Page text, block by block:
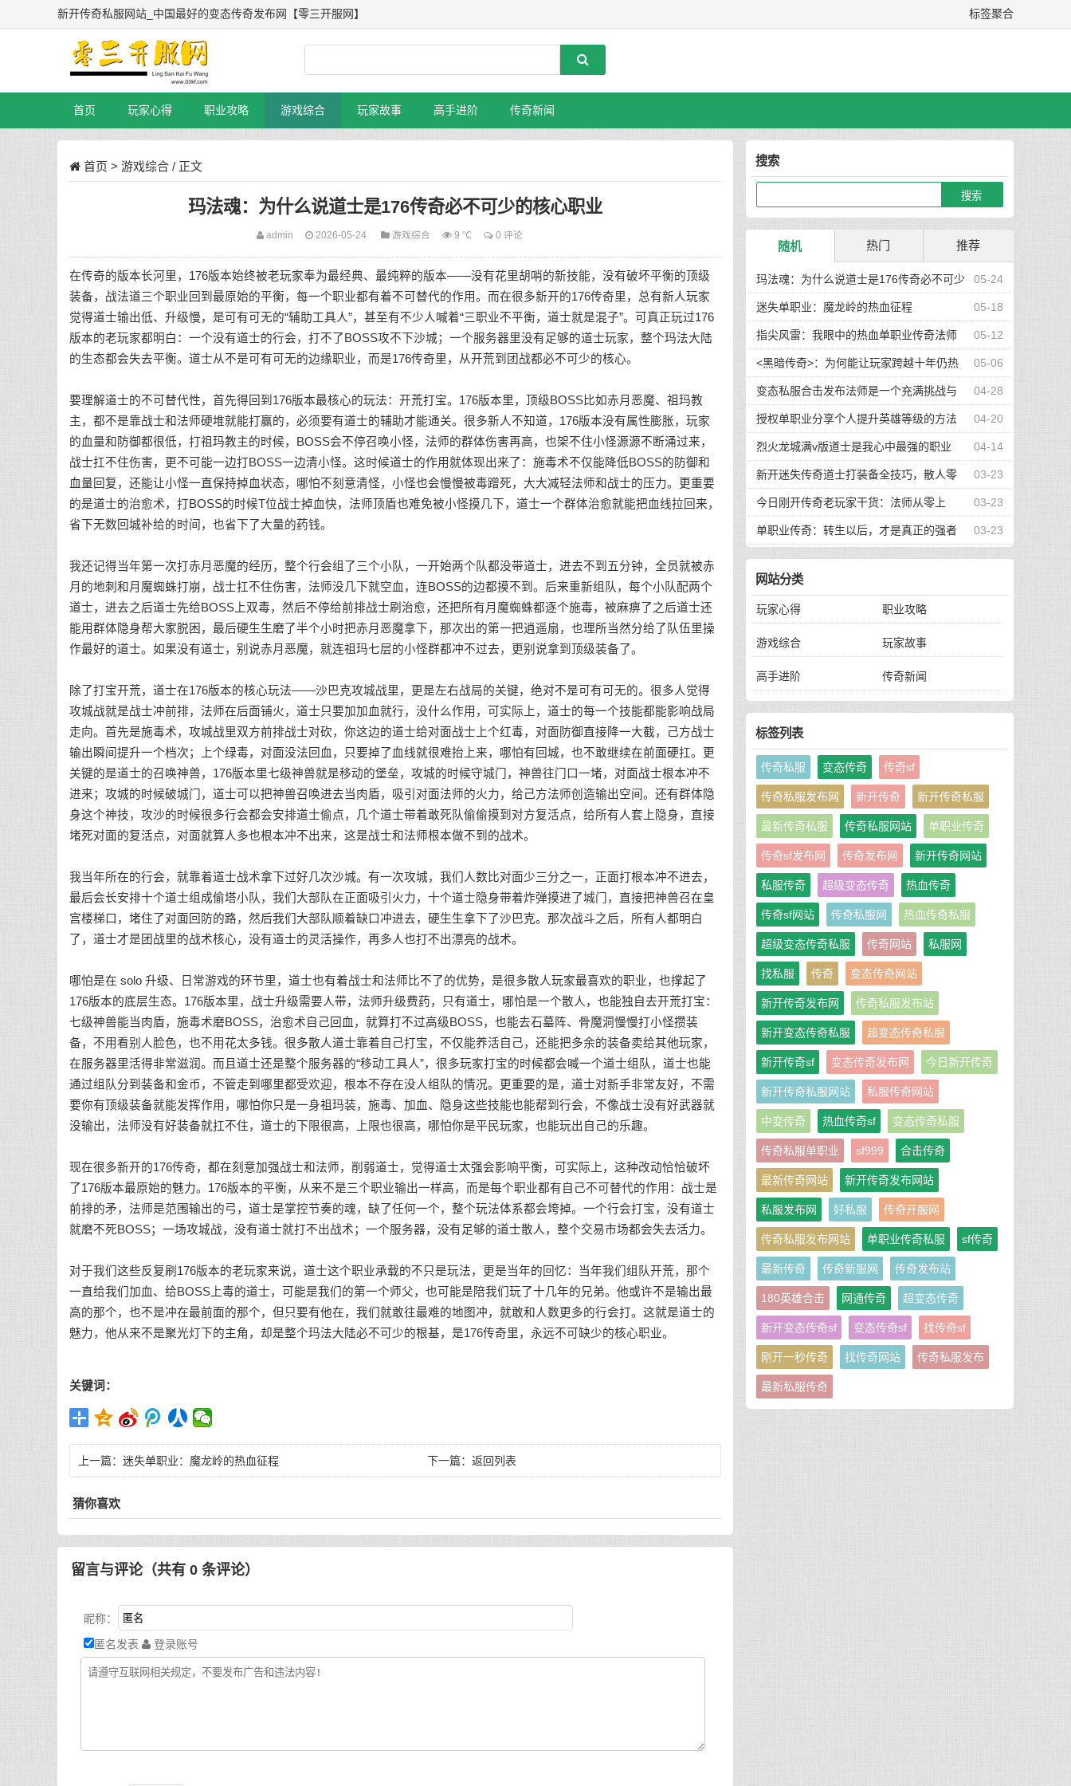
新开传奇私服网站_中国最好的变态传奇发布网【零三开服网】 标签聚合
首页 玩家心得 职业攻略 游戏综合 玩家故事 高手进阶 传奇新闻
首页 > 游戏综合 / 正文
玛法魂：为什么说道士是176传奇必不可少的核心职业
admin 2026-05-24 游戏综合 9 ℃ 0 评论
在传奇的版本长河里，176版本始终被老玩家奉为最经典、最纯粹的版本——没有花里胡哨的新技能，没有破坏平衡的顶级
装备，战法道三个职业回到最原始的平衡，每一个职业都有着不可替代的作用。而在很多新开的176传奇里，总有新人玩家
觉得道士输出低、升级慢，是可有可无的“辅助工具人”，甚至有不少人喊着“三职业不平衡，道士就是混子”。可真正玩过176
版本的老玩家都明白：一个没有道士的行会，打不了BOSS攻不下沙城；一个服务器里没有足够的道士玩家，整个玛法大陆
的生态都会失去平衡。道士从不是可有可无的边缘职业，而是176传奇里，从开荒到团战都必不可少的核心。
要理解道士的不可替代性，首先得回到176版本最核心的玩法：开荒打宝。176版本里，顶级BOSS比如赤月恶魔、祖玛教
主，都不是靠战士和法师硬堆就能打赢的，必须要有道士的辅助才能通关。很多新人不知道，176版本没有属性膨胀，玩家
的血量和防御都很低，打祖玛教主的时候，BOSS会不停召唤小怪，法师的群体伤害再高，也架不住小怪源源不断涌过来，
战士扛不住伤害，更不可能一边打BOSS一边清小怪。这时候道士的作用就体现出来了：施毒术不仅能降低BOSS的防御和
血量回复，还能让小怪一直保持掉血状态，哪怕不刻意清怪，小怪也会慢慢被毒蹭死，大大减轻法师和战士的压力。更重要
的是道士的治愈术，打BOSS的时候T位战士掉血快，法师顶盾也难免被小怪摸几下，道士一个群体治愈就能把血线拉回来，
省下无数回城补给的时间，也省下了大量的药钱。
我还记得当年第一次打赤月恶魔的经历，整个行会组了三个小队，一开始两个队都没带道士，进去不到五分钟，全员就被赤
月的地刺和月魔蜘蛛打崩，战士扛不住伤害，法师没几下就空血，连BOSS的边都摸不到。后来重新组队，每个小队配两个
道士，进去之后道士先给BOSS上双毒，然后不停给前排战士刷治愈，还把所有月魔蜘蛛都逐个施毒，被麻痹了之后道士还
能用群体隐身帮大家脱困，最后硬生生磨了半个小时把赤月恶魔拿下，那次出的第一把逍遥扇，也理所当然分给了队伍里操
作最好的道士。如果没有道士，别说赤月恶魔，就连祖玛七层的小怪群都冲不过去，更别说拿到顶级装备了。
除了打宝开荒，道士在176版本的核心玩法——沙巴克攻城战里，更是左右战局的关键，绝对不是可有可无的。很多人觉得
攻城战就是战士冲前排，法师在后面铺火，道士只要加加血就行，没什么作用，可实际上，道士的每一个技能都能影响战局
走向。首先是施毒术，攻城战里双方前排战士对砍，你这边的道士给对面战士上个红毒，对面防御直接降一大截，己方战士
输出瞬间提升一个档次；上个绿毒，对面没法回血，只要掉了血线就很难抬上来，哪怕有回城，也不敢继续在前面硬扛。更
关键的是道士的召唤神兽，176版本里七级神兽就是移动的堡垒，攻城的时候守城门，神兽往门口一堵，对面战士根本冲不
进来；攻城的时候破城门，道士可以把神兽召唤进去当肉盾，吸引对面法师的火力，给己方法师创造输出空间。还有群体隐
身这个神技，攻沙的时候很多行会都会安排道士偷点，几个道士带着敢死队偷偷摸到对方复活点，给所有人套上隐身，直接
堵死对面的复活点，对面就算人多也根本冲不出来，这是战士和法师根本做不到的战术。
我当年所在的行会，就靠着道士战术拿下过好几次沙城。有一次攻城，我们人数比对面少三分之一，正面打根本冲不进去，
最后会长安排十个道士组成偷塔小队，我们大部队在正面吸引火力，十个道士隐身带着炸弹摸进了城门，直接把神兽召在皇
宫楼梯口，堵住了对面回防的路，然后我们大部队顺着缺口冲进去，硬生生拿下了沙巴克。那次战斗之后，所有人都明白
了，道士才是团战里的战术核心，没有道士的灵活操作，再多人也打不出漂亮的战术。
哪怕是在 solo 升级、日常游戏的环节里，道士也有着战士和法师比不了的优势，是很多散人玩家最喜欢的职业，也撑起了
176版本的底层生态。176版本里，战士升级需要人带，法师升级费药，只有道士，哪怕是一个散人，也能独自去开荒打宝：
七级神兽能当肉盾，施毒术磨BOSS，治愈术自己回血，就算打不过高级BOSS，也能去石墓阵、骨魔洞慢慢打小怪攒装
备，不用看别人脸色，也不用花太多钱。很多散人道士靠着自己打宝，不仅能养活自己，还能把多余的装备卖给其他玩家，
在服务器里活得非常滋润。而且道士还是整个服务器的“移动工具人”，很多玩家打宝的时候都会喊一个道士组队，道士也能
通过组队分到装备和金币，不管走到哪里都受欢迎，根本不存在没人组队的情况。更重要的是，道士对新手非常友好，不需
要你有顶级装备就能发挥作用，哪怕你只是一身祖玛装，施毒、加血、隐身这些技能也能帮到行会，不像战士没有好武器就
没输出，法师没有好装备就扛不住，道士的下限很高，上限也很高，哪怕你是平民玩家，也能玩出自己的乐趣。
现在很多新开的176传奇，都在刻意加强战士和法师，削弱道士，觉得道士太强会影响平衡，可实际上，这种改动恰恰破坏
了176版本最原始的魅力。176版本的平衡，从来不是三个职业输出一样高，而是每个职业都有自己不可替代的作用：战士是
前排的矛，法师是范围输出的弓，道士是掌控节奏的魂，缺了任何一个，整个玩法体系都会垮掉。一个行会打宝，没有道士
就磨不死BOSS；一场攻城战，没有道士就打不出战术；一个服务器，没有足够的道士散人，整个交易市场都会失去活力。
对于我们这些反复刷176版本的老玩家来说，道士这个职业承载的不只是玩法，更是当年的回忆：当年我们组队开荒，那个
一直给我们加血、给BOSS上毒的道士，可能是我们的第一个师父，也可能是陪我们玩了十几年的兄弟。他或许不是输出最
高的那个，也不是冲在最前面的那个，但只要有他在，我们就敢往最难的地图冲，就敢和人数更多的行会打。这就是道士的
魅力，他从来不是聚光灯下的主角，却是整个玛法大陆必不可少的根基，是176传奇里，永远不可缺少的核心职业。
关键词：
上一篇： 迷失单职业：魔龙岭的热血征程 下一篇：返回列表
猜你喜欢
留言与评论（共有 0 条评论）
昵称：
匿名发表 登录账号
搜索
随机 热门 推荐
05-24
玛法魂：为什么说道士是176传奇必不可少
的核心职业 05-18
迷失单职业：魔龙岭的热血征程
05-12
指尖风雷：我眼中的热血单职业传奇法师
05-06
<黑暗传奇>：为何能让玩家跨越十年仍热
血沸腾？ 04-28
变态私服合击发布法师是一个充满挑战与
孤独的职业 04-20
授权单职业分享个人提升英雄等级的方法
04-14
烈火龙城满v版道士是我心中最强的职业
03-23
新开迷失传奇道士打装备全技巧，散人零
氪也能快速毕业 03-23
今日刚开传奇老玩家干货：法师从零上
手，这些技巧少走半个月弯路 03-23
单职业传奇：转生以后，才是真正的强者
之路
网站分类
玩家心得 职业攻略
游戏综合 玩家故事
高手进阶 传奇新闻
标签列表
传奇私服 变态传奇 传奇sf
传奇私服发布网 新开传奇 新开传奇私服
最新传奇私服 传奇私服网站 单职业传奇
传奇sf发布网 传奇发布网 新开传奇网站
私服传奇 超级变态传奇 热血传奇
传奇sf网站 传奇私服网 热血传奇私服
超级变态传奇私服 传奇网站 私服网
找私服 传奇 变态传奇网站
新开传奇发布网 传奇私服发布站
新开变态传奇私服 超变态传奇私服
新开传奇sf 变态传奇发布网 今日新开传奇
新开传奇私服网站 私服传奇网站
中变传奇 热血传奇sf 变态传奇私服
传奇私服单职业 sf999 合击传奇
最新传奇网站 新开传奇发布网站
私服发布网 好私服 传奇开服网
传奇私服发布网站 单职业传奇私服 sf传奇
最新传奇 传奇新服网 传奇发布站
180英雄合击 网通传奇 超变态传奇
新开变态传奇sf 变态传奇sf 找传奇sf
刚开一秒传奇 找传奇网站 传奇私服发布
最新私服传奇